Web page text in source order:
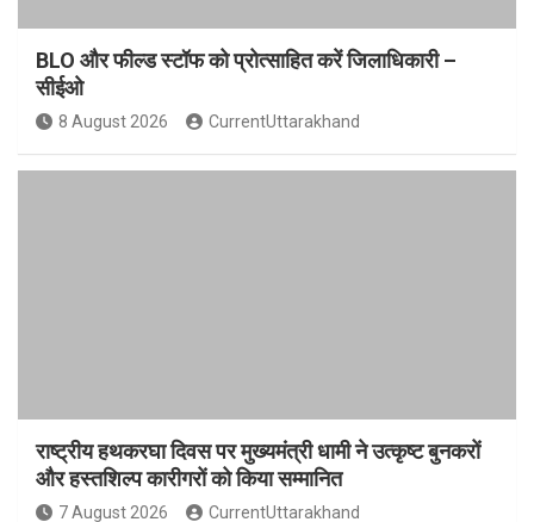
BLO और फील्ड स्टॉफ को प्रोत्साहित करें जिलाधिकारी –
सीईओ
8 August 2026 CurrentUttarakhand
राष्ट्रीय हथकरघा दिवस पर मुख्यमंत्री धामी ने उत्कृष्ट बुनकरों
और हस्तशिल्प कारीगरों को किया सम्मानित
7 August 2026 CurrentUttarakhand